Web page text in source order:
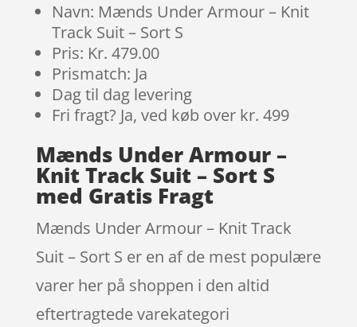
Navn: Mænds Under Armour – Knit
Track Suit – Sort S
Pris: Kr. 479.00
Prismatch: Ja
Dag til dag levering
Fri fragt? Ja, ved køb over kr. 499
Mænds Under Armour –
Knit Track Suit – Sort S
med Gratis Fragt
Mænds Under Armour – Knit Track
Suit – Sort S er en af de mest populære
varer her på shoppen i den altid
eftertragtede varekategori